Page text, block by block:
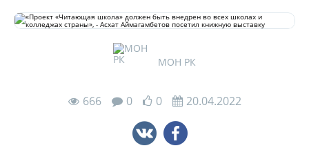
МОН РК
666 0 0 20.04.2022